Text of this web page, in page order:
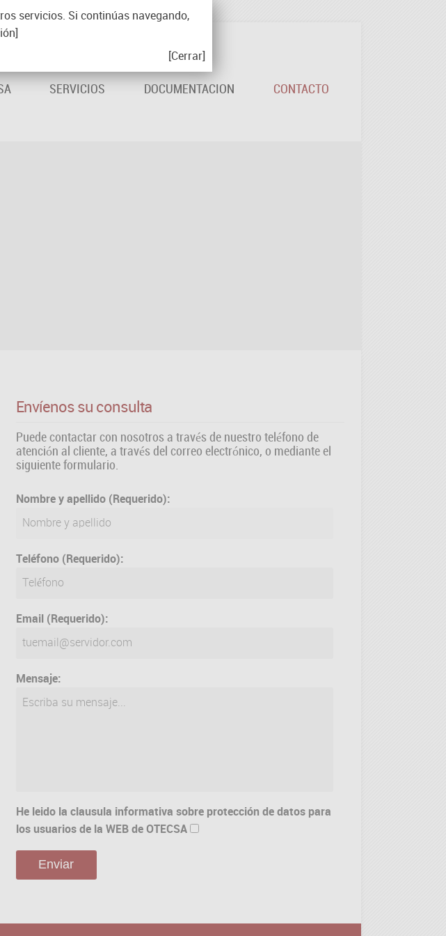
SERVICIOS DOCUMENTACION CONTACTO
Envíenos su consulta
Puede contactar con nosotros a través de nuestro teléfono de
atención al cliente, a través del correo electrónico, o mediante el
siguiente formulario.
Nombre y apellido (Requerido):
Teléfono (Requerido):
Email (Requerido):
Mensaje:
He leido la clausula informativa sobre protección de datos para
los usuarios de la WEB de OTECSA
servicios. Si continúas navegando,
[Cerrar]